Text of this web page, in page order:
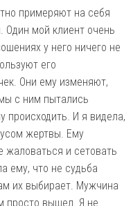
примеряют на себя
мой клиент очень
у него ничего не
его
Они ему изменяют,
с ним пытались
происходить. И я видела,
жертвы. Ему
жаловаться и сетовать
ему, что не судьба
их выбирает. Мужчина
просто вышел. Я не